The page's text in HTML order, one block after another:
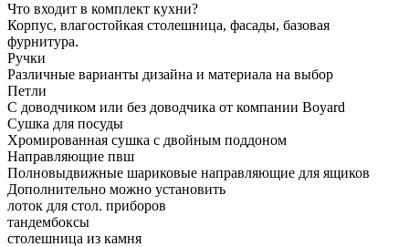
Что входит в комплект кухни?
Корпус, влагостойкая столешница, фасады, базовая
фурнитура.
Ручки
Различные варианты дизайна и материала на выбор
Петли
С доводчиком или без доводчика от компании Boyard
Сушка для посуды
Хромированная сушка с двойным поддоном
Направляющие пвш
Полновыдвижные шариковые направляющие для ящиков
Дополнительно можно установить
лоток для стол. приборов
тандембоксы
столешница из камня